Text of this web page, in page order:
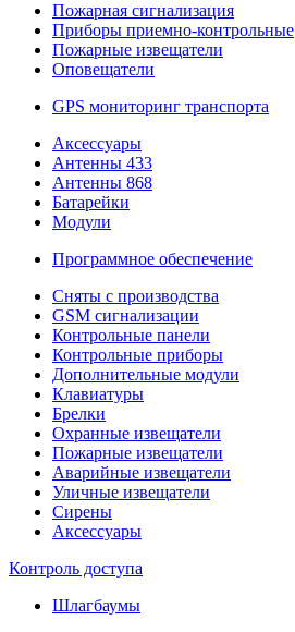
Пожарная сигнализация
Приборы приемно-контрольные
Пожарные извещатели
Оповещатели
GPS мониторинг транспорта
Аксессуары
Антенны 433
Антенны 868
Батарейки
Модули
Программное обеспечение
Сняты с производства
GSM сигнализации
Контрольные панели
Контрольные приборы
Дополнительные модули
Клавиатуры
Брелки
Охранные извещатели
Пожарные извещатели
Аварийные извещатели
Уличные извещатели
Сирены
Аксессуары
Контроль доступа
Шлагбаумы